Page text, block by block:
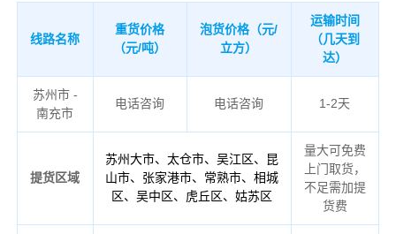
线路名称
重货价格
（元/吨）
泡货价格（元/
立方）
运输时间
（几天到
达）
苏州市 -
南充市
电话咨询 电话咨询 1-2天
提货区域
苏州大市、太仓市、吴江区、昆
山市、张家港市、常熟市、相城
区、吴中区、虎丘区、姑苏区
量大可免费
上门取货，
不足需加提
货费